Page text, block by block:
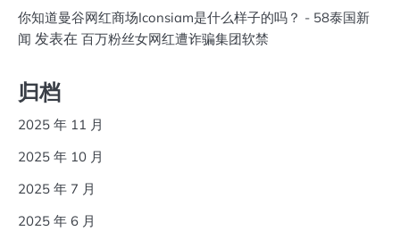
你知道曼谷网红商场Iconsiam是什么样子的吗？ - 58泰国新
闻 发表在 百万粉丝女网红遭诈骗集团软禁
归档
2025 年 11 月
2025 年 10 月
2025 年 7 月
2025 年 6 月